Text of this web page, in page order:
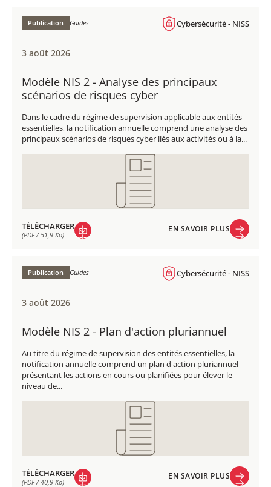
(PDF / 62,4 Ko)
Publication Guides Cybersécurité - NISS
3 août 2026
Modèle NIS 2 - Analyse des principaux
scénarios de risques cyber
Dans le cadre du régime de supervision applicable aux entités
essentielles, la notification annuelle comprend une analyse des
principaux scénarios de risques cyber liés aux activités ou à la...
TÉLÉCHARGER
(PDF / 51,9 Ko)
(PDF / 51,9 Ko)
EN SAVOIR PLUS
Publication Guides Cybersécurité - NISS
3 août 2026
Modèle NIS 2 - Plan d'action pluriannuel
Au titre du régime de supervision des entités essentielles, la
notification annuelle comprend un plan d'action pluriannuel
présentant les actions en cours ou planifiées pour élever le
niveau de...
TÉLÉCHARGER
(PDF / 40,9 Ko)
EN SAVOIR PLUS